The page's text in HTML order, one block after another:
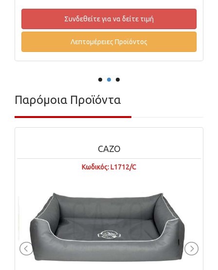
Συνδεθείτε για να δείτε τιμή
Λεπτομέρειες Προϊόντος
Παρόμοια Προϊόντα
CAZO
Κωδικός: L1712/C